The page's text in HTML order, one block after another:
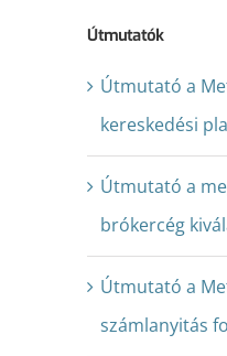
Útmutatók
Útmutató a
kereskedési
Útmutató a
brókercég
Útmutató a
számlanyitás